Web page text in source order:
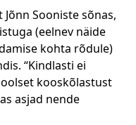
Sooniste sõnas,
(eelnev näide
kohta rõdule)
“Kindlasti ei
kooskõlastust
asjad nende